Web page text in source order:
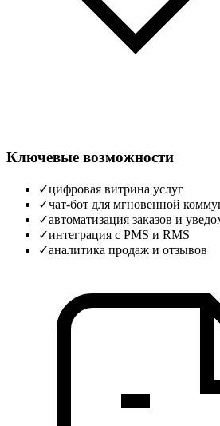
Ключевые возможности
✓цифровая витрина услуг
✓чат‑бот для мгновенной
✓автоматизация заказов и
✓интеграция с PMS и RMS
✓аналитика продаж и отзывов